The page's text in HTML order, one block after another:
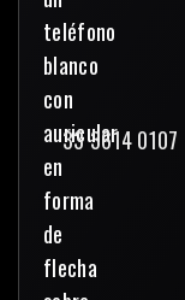
33 3614 0107